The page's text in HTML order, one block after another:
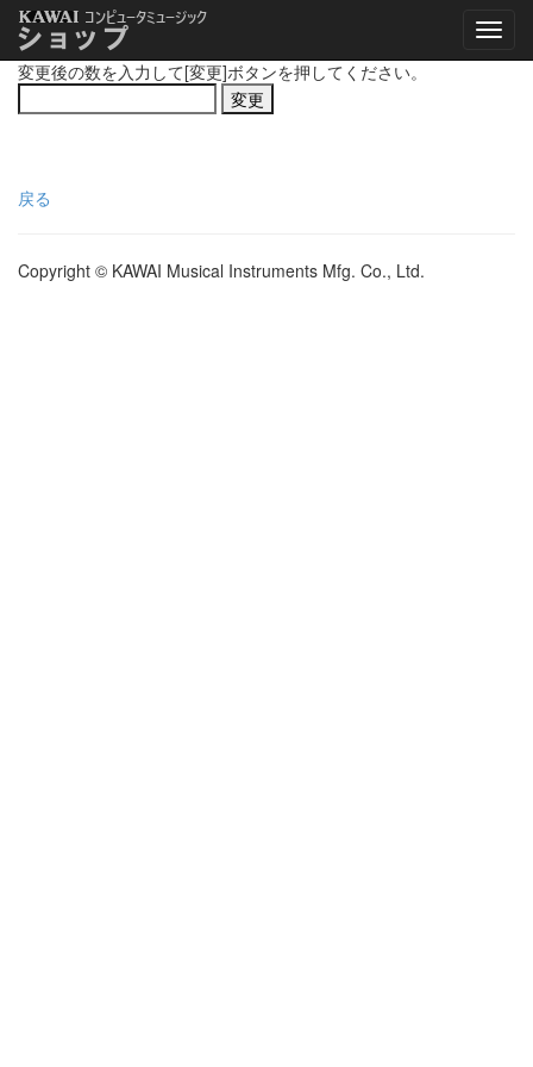
変更後の数を入力して[変更]ボタンを押してください。
戻る
Copyright © KAWAI Musical Instruments Mfg. Co., Ltd.